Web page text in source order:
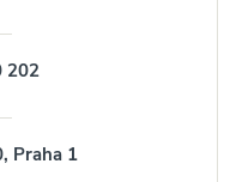
202
Praha 1